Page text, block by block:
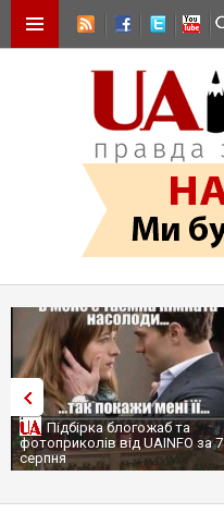
Підбірка блогожаб та
фотоприколів від UAINFO за 7
серпня